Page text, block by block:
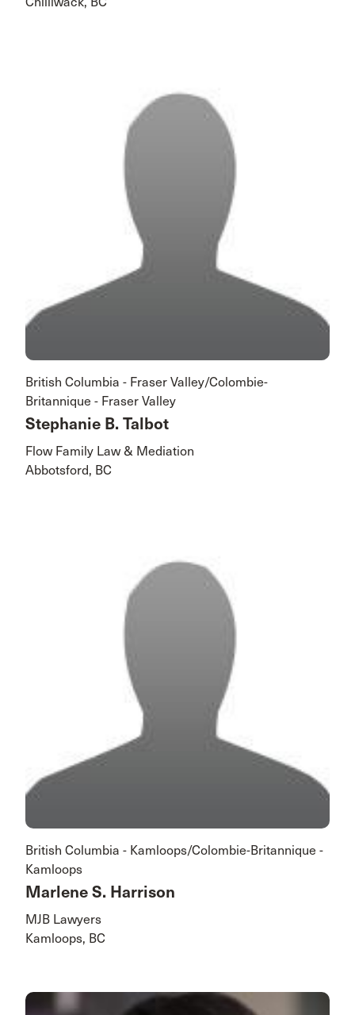
British Columbia - Fraser Valley/Colombie-
Britannique - Fraser Valley
Stephanie B. Talbot
Flow Family Law & Mediation
Abbotsford, BC
British Columbia - Kamloops/Colombie-Britannique -
Kamloops
Marlene S. Harrison
MJB Lawyers
Kamloops, BC